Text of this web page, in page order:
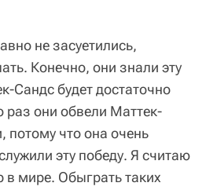
не засуетились,
Конечно, они знали эту
Сандс будет достаточно
раз они обвели Маттек-
потому что она очень
эту победу. Я считаю
мире. Обыграть таких